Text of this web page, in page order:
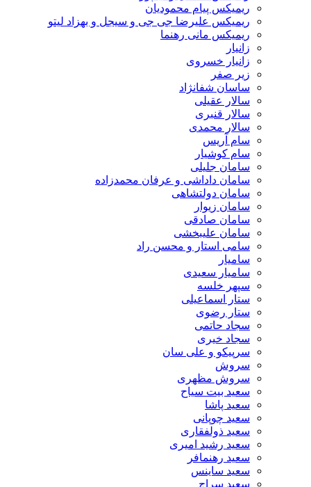
ریمیکس پیام محمودیان
ریمیکس علیرضا جی جی و سیجل و بهزاد لیتو
ریمیکس مانی رهنما
زانیار
زانیار خسروی
زیر صفر
ساسان شفانژاد
سالار عقیلی
سالار قنبری
سالار محمدی
سام آریس
سام کوشیار
سامان جلیلی
سامان داداشی و عرفان محمدزاده
سامان دولتشاهی
سامان زیوار
سامان صادقی
سامان علیبخشی
سامی استار و محسن راد
سامیار
سامیار سعیدی
سپهر خلسه
ستار اسماعیلی
ستار رضوی
سجاد حاتمی
سجاد خیری
سرپیکو و علی سان
سروش
سروش مظهری
سعید بیت سیاح
سعید پاشا
سعید چوپانی
سعید ذولفقاری
سعید رشید امیری
سعید رهنمافر
سعید ساینس
سعید سراج